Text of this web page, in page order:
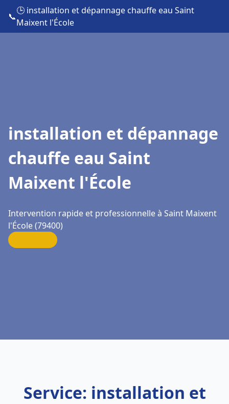
📞
🕒 installation et dépannage chauffe eau Saint
Maixent l'École
installation et dépannage
chauffe eau Saint
Maixent l'École
Intervention rapide et professionnelle à Saint Maixent
l'École (79400)
Service: installation et